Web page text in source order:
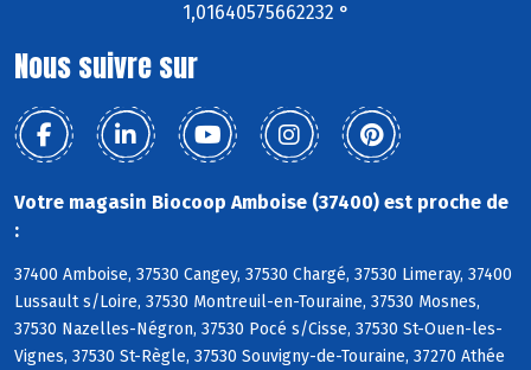
1,01640575662232 °
Nous suivre sur
Votre magasin Biocoop Amboise (37400) est proche de
:
37400 Amboise, 37530 Cangey, 37530 Chargé, 37530 Limeray, 37400
Lussault s/Loire, 37530 Montreuil-en-Touraine, 37530 Mosnes,
37530 Nazelles-Négron, 37530 Pocé s/Cisse, 37530 St-Ouen-les-
Vignes, 37530 St-Règle, 37530 Souvigny-de-Touraine, 37270 Athée